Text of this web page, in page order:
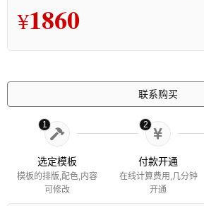
¥1860
联系购买
1
选定模板
模板的排版,配色,内容
可修改
2
付款开通
在线计算费用,几分钟
开通